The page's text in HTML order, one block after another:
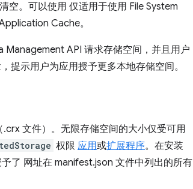
空。可以使用 仅适用于使用 File System
Cache。
API 请求存储空间，并且用户
提示用户为应用授予更多本地存储空间。
文件）。无限存储空间的大小仅受可用
权限 应用或扩展程序。在安装
了 网址在 manifest.json 文件中列出的所有